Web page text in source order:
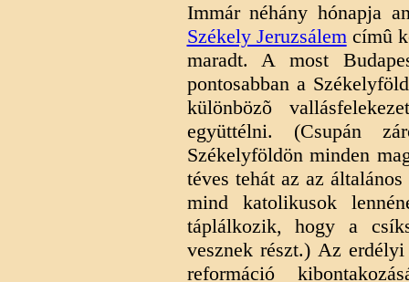
Immár néhány hónapja
Székely Jeruzsálemcímû
maradt. A most
pontosabban a
különbözõ
együttélni. (Csupán
Székelyföldön minden
téves tehát az az
mind katolikusok
táplálkozik, hogy a
vesznek részt.) Az
reformáció